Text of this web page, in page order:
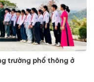
trường phổ thông ở